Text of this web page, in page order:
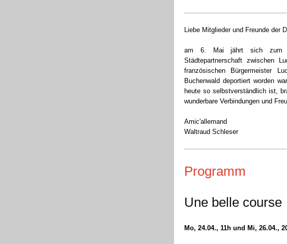
Liebe Mitglieder und Freunde der
am 6. Mai jährt sich zum
Städtepartnerschaft zwischen
französischen Bürgermeister
Buchenwald deportiert worden
heute so selbstverständlich ist,
wunderbare Verbindungen und
Amic'allemand
Waltraud Schleser
Programm
Une belle course
Mo, 24.04., 11h und Mi, 26.04.,